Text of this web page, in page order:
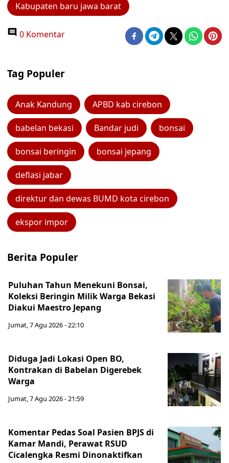
Kabupaten baru jawa barat
0 Komentar
Tag Populer
Anak Kandung APBD kab cirebon
babelan bekasi Bandar judi bonsai
bonsai beringin bonsai jepang
deflasi jabar
direktur dan dewas BUMD kota cirebon
ekspor impor
Berita Populer
Puluhan Tahun Menekuni Bonsai,
Koleksi Beringin Milik Warga Bekasi
Diakui Maestro Jepang
Jumat, 7 Agu 2026 - 22:10
Diduga Jadi Lokasi Open BO,
Kontrakan di Babelan Digerebek
Warga
Jumat, 7 Agu 2026 - 21:59
Komentar Pedas Soal Pasien BPJS di
Kamar Mandi, Perawat RSUD
Cicalengka Resmi Dinonaktifkan